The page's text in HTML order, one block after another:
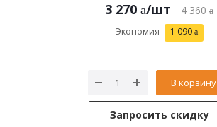
3 270 /шт 4 360
Экономия 1 090
В корзину
Запросить скидку